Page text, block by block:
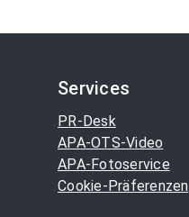
Services
PR-Desk
APA-OTS-Video
APA-Fotoservice
Cookie-Präferenzen